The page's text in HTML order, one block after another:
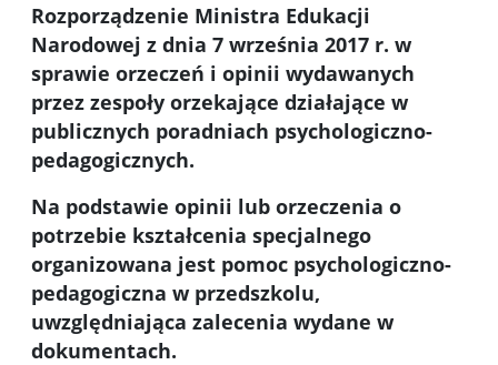
Rozporządzenie Ministra Edukacji
Narodowej z dnia 7 września 2017 r. w
sprawie orzeczeń i opinii wydawanych
przez zespoły orzekające działające w
publicznych poradniach psychologiczno-
pedagogicznych.
Na podstawie opinii lub orzeczenia o
potrzebie kształcenia specjalnego
organizowana jest pomoc psychologiczno-
pedagogiczna w przedszkolu,
uwzględniająca zalecenia wydane w
dokumentach.